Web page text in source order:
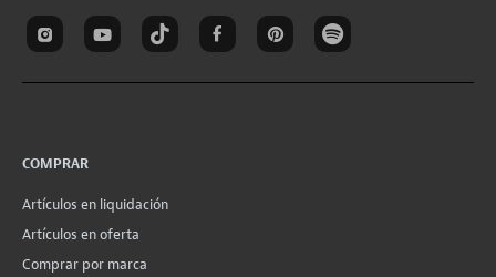
COMPRAR
Artículos en liquidación
Artículos en oferta
Comprar por marca